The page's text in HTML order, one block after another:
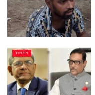
বাংলাদেশ